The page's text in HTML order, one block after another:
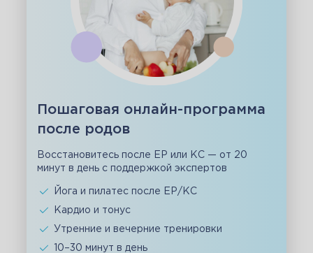
Пошаговая онлайн-программа
после родов
Восстановитесь после ЕР или КС — от 20
минут в день с поддержкой экспертов
Йога и пилатес после ЕР/КС
Кардио и тонус
Утренние и вечерние тренировки
10–30 минут в день